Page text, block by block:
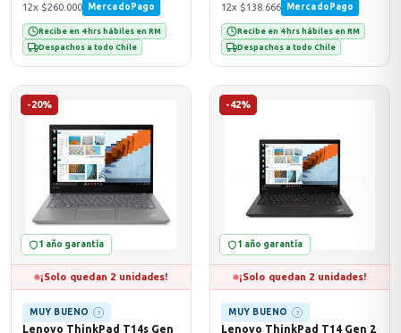
12x $260.000 MercadoPago
Recibe en 4 hrs hábiles en RM
Despachos a todo Chile
12x $138.666 MercadoPago
Recibe en 4 hrs hábiles en RM
Despachos a todo Chile
-20%
1 año garantía
¡Solo quedan 2 unidades!
MUY BUENO ?
Lenovo ThinkPad T14s Gen
-42%
1 año garantía
¡Solo quedan 2 unidades!
MUY BUENO ?
Lenovo ThinkPad T14 Gen 2